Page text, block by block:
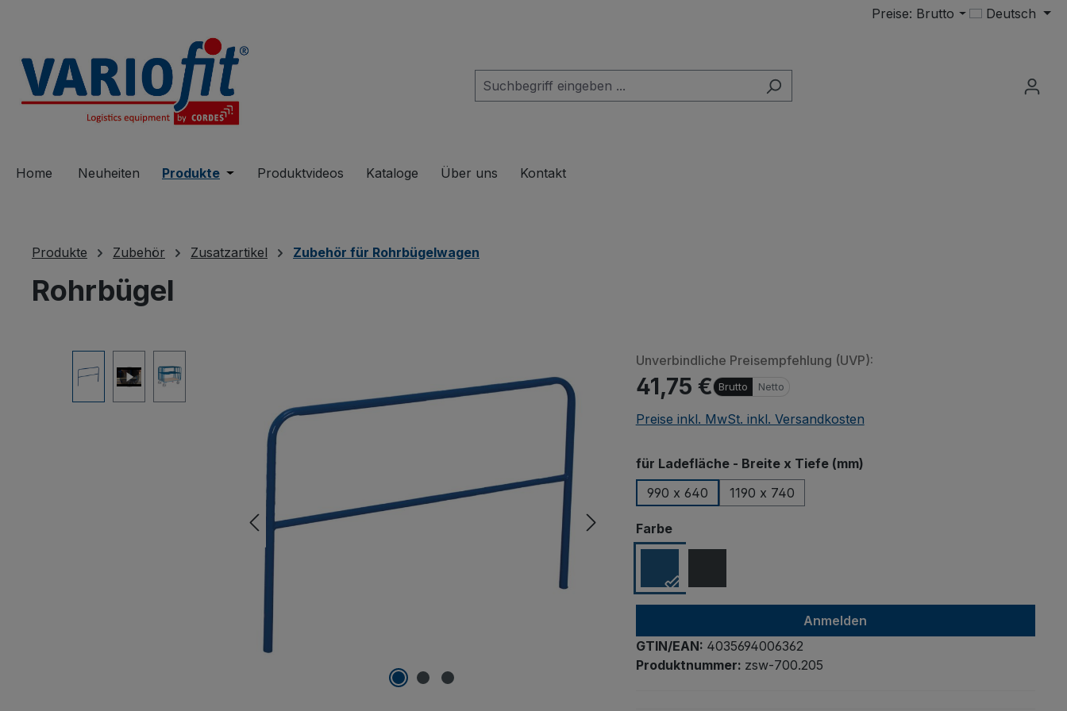
Preise: Brutto Deutsch
Home Neuheiten Produkte Öffne oder Schließe das Dropdown der Kategorie Produkte
Produktvideos Kataloge Über uns Kontakt
Produkte Zubehör Zusatzartikel Zubehör für Rohrbügelwagen
Rohrbügel
Vimeo oder andere Quellen) werden Daten an
Drittanbieter übermittelt. Klicken Sie auf "Erlauben" um das
Laden von Drittanbieterinhalten zu erlauben.
Unverbindliche Preisempfehlung (UVP):
41,75 € Brutto Netto
Preise inkl. MwSt. inkl. Versandkosten
für Ladefläche - Breite x Tiefe (mm)auswählen
990 x 640
1190 x 740
Farbeauswählen
Anmelden
GTIN/EAN: 4035694006362
Produktnummer: zsw-700.205